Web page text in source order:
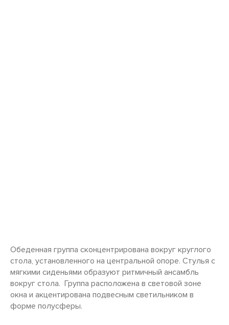
Обеденная группа сконцентрирована вокруг круглого
стола, установленного на центральной опоре. Стулья с
мягкими сиденьями образуют ритмичный ансамбль
вокруг стола. Группа расположена в световой зоне
окна и акцентирована подвесным светильником в
форме полусферы.